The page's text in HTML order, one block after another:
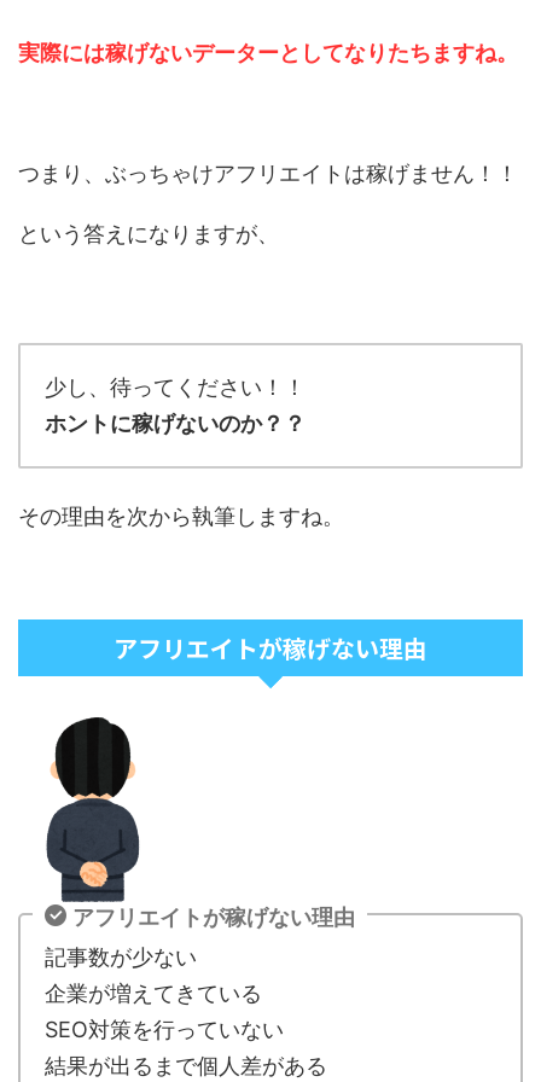
実際には稼げないデーターとしてなりたちますね。
つまり、ぶっちゃけアフリエイトは稼げません！！
という答えになりますが、
少し、待ってください！！
ホントに稼げないのか？？
その理由を次から執筆しますね。
アフリエイトが稼げない理由
アフリエイトが稼げない理由
記事数が少ない
企業が増えてきている
SEO対策を行っていない
結果が出るまで個人差がある